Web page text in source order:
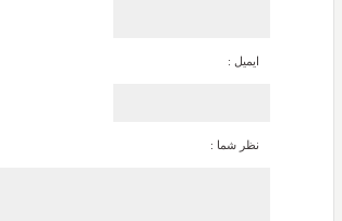
ایمیل :
نظر شما :